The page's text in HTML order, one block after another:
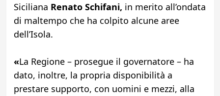
Siciliana Renato Schifani, in merito all’ondata
di maltempo che ha colpito alcune aree
dell’Isola.
«La Regione – prosegue il governatore – ha
dato, inoltre, la propria disponibilità a
prestare supporto, con uomini e mezzi, alla